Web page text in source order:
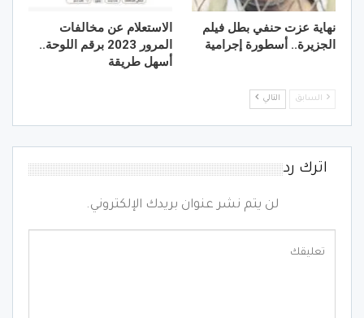
نهاية عزت حنفي بطل فيلم
الجزيرة.. أسطورة إجرامية
الاستعلام عن مخالفات
المرور 2023 برقم اللوحة..
أسهل طريقة
السابق التالي
اترك رد
لن يتم نشر عنوان بريدك الإلكتروني.